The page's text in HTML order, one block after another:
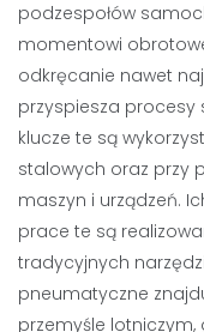
podzespołów
momentowi
odkręcanie nawet
przyspiesza procesy
klucze te są
stalowych oraz przy
maszyn i urządzeń.
prace te są
tradycyjnych
pneumatyczne
przemyśle